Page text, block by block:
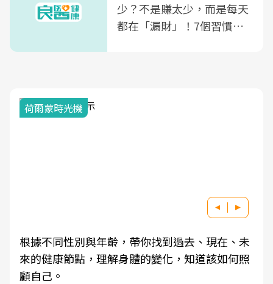
少？不是賺太少，而是每天
都在「漏財」！7個習慣一
荷爾蒙時光機
根據不同性別與年齡，帶你找到過去、現在、未
來的健康節點，理解身體的變化，知道該如何照
顧自己。